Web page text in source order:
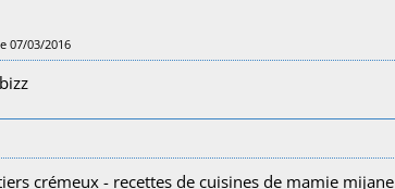
07/03/2016
crémeux - recettes de cuisines de mamie mijane